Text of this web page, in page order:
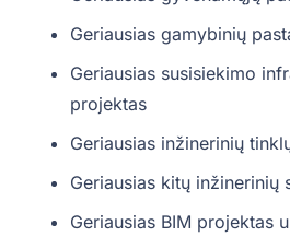
Geriausias gamybinių
Geriausias susisiekimo
projektas
Geriausias inžinerinių
Geriausias kitų inžinerinių
Geriausias BIM projektas